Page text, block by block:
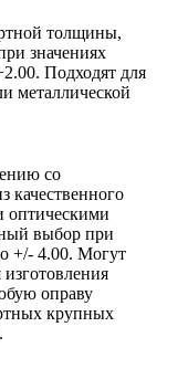
толщины,
значениях
Подходят для
металлической
со
качественного
оптическими
выбор при
+/- 4.00. Могут
оправу
крупных